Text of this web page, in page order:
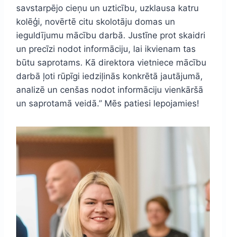
savstarpējo cieņu un uzticību, uzklausa katru
kolēģi, novērtē citu skolotāju domas un
ieguldījumu mācību darbā. Justīne prot skaidri
un precīzi nodot informāciju, lai ikvienam tas
būtu saprotams. Kā direktora vietniece mācību
darbā ļoti rūpīgi iedziļinās konkrētā jautājumā,
analizē un cenšas nodot informāciju vienkāršā
un saprotamā veidā.” Mēs patiesi lepojamies!